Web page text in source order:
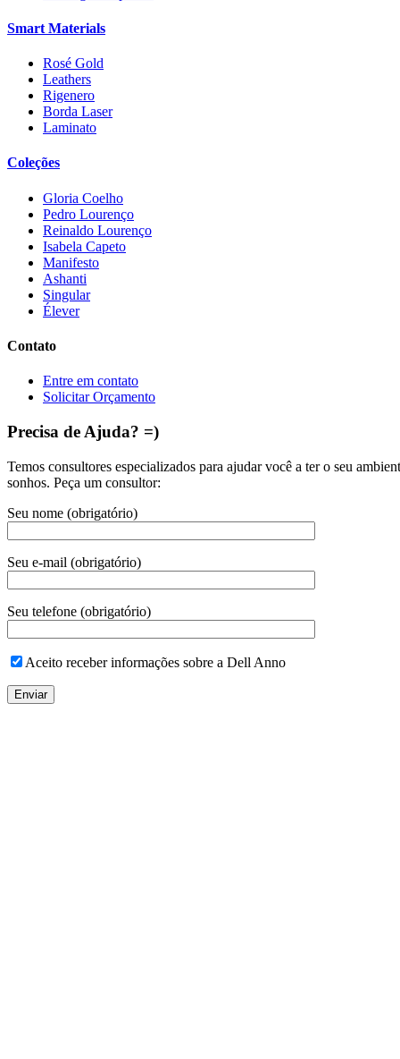
Smart Materials
Rosé Gold
Leathers
Rigenero
Borda Laser
Laminato
Coleções
Gloria Coelho
Pedro Lourenço
Reinaldo Lourenço
Isabela Capeto
Manifesto
Ashanti
Singular
Élever
Contato
Entre em contato
Solicitar Orçamento
Precisa de Ajuda? =)
Temos consultores especializados para ajudar você a ter o seu
sonhos. Peça um consultor:
Seu nome (obrigatório)
Seu e-mail (obrigatório)
Seu telefone (obrigatório)
Aceito receber informações sobre a Dell Anno